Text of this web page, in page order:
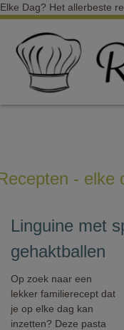
Elke Dag? Het allerbeste
- elke
Linguine met
gehaktballen
Op zoek naar een
lekker familierecept dat
je op elke dag kan
inzetten? Deze pasta